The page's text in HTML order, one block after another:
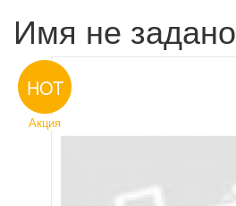
Имя не задано
HOT
Акция